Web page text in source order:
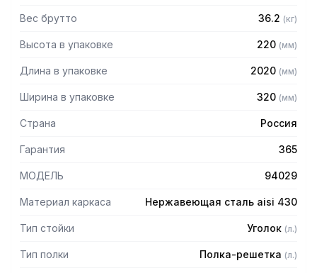
Вес брутто 36.2 (кг)
Высота в упаковке 220 (мм)
Длина в упаковке 2020 (мм)
Ширина в упаковке 320 (мм)
Страна Россия
Гарантия 365
МОДЕЛЬ 94029
Материал каркаса Нержавеющая сталь aisi 430
Тип стойки Уголок (л.)
Тип полки Полка-решетка (л.)